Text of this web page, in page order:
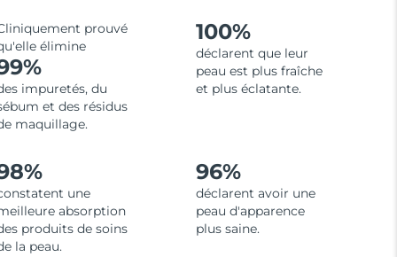
prouvé
élimine
impuretés, du
et des résidus
maquillage.
100%
déclarent que leur
peau est plus fraîche
et plus éclatante.
une
absorption
produits de soins
la peau.
96%
déclarent avoir une
peau d'apparence
plus saine.